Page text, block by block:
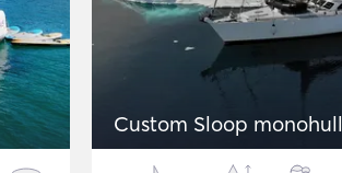
Custom Sloop monohull